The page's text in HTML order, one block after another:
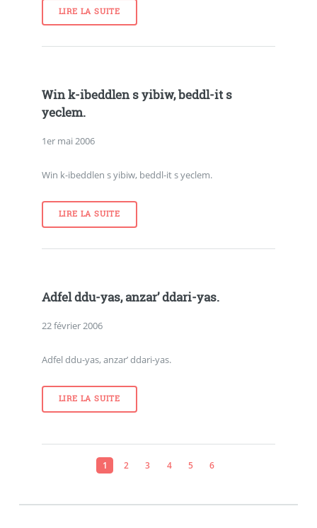
LIRE LA SUITE
Win k-ibeddlen s yibiw, beddl-it s
yeclem.
1er mai 2006
Win k-ibeddlen s yibiw, beddl-it s yeclem.
LIRE LA SUITE
Adfel ddu-yas, anzar’ ddari-yas.
22 février 2006
Adfel ddu-yas, anzar’ ddari-yas.
LIRE LA SUITE
1 2 3 4 5 6